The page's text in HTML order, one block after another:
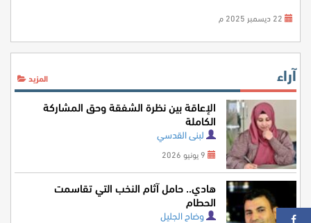
آراء المزيد
الإعاقة بين نظرة الشفقة وحق المشاركة
الكاملة
لبنى القدسي
هادي.. حامل آثام النخب التي تقاسمت
الحطام
وضاح الجليل